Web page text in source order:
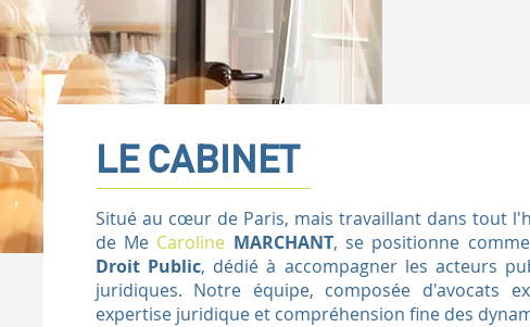
LE CABINET
Situé au cœur de Paris, mais travaillant dans tout
de Me Caroline MARCHANT, se positionne
Droit Public, dédié à accompagner les acteurs
juridiques. Notre équipe, composée d'avocats
expertise juridique et compréhension fine des